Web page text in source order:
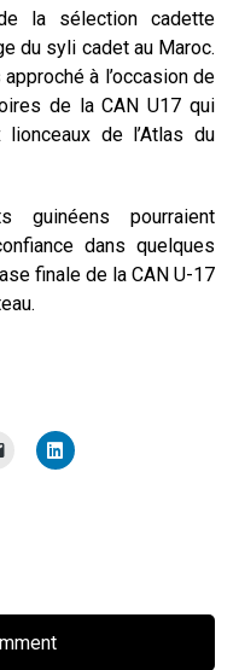
la sélection cadette
du syli cadet au Maroc.
à l’occasion de
de la CAN U17 qui
de l’Atlas du
guinéens pourraient
dans quelques
finale de la CAN U-17